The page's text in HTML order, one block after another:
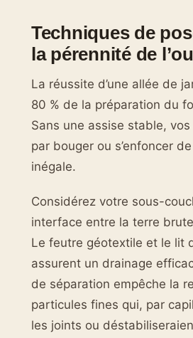
Techniques de
la pérennité de
La réussite d’une allée de
80 % de la préparation du
Sans une assise stable,
par bouger ou s’enfoncer
inégale.
Considérez votre sous-
interface entre la terre
Le feutre géotextile et le lit
assurent un drainage
de séparation empêche la
particules fines qui, par
les joints ou